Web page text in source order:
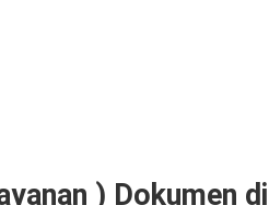
) Dokumen di